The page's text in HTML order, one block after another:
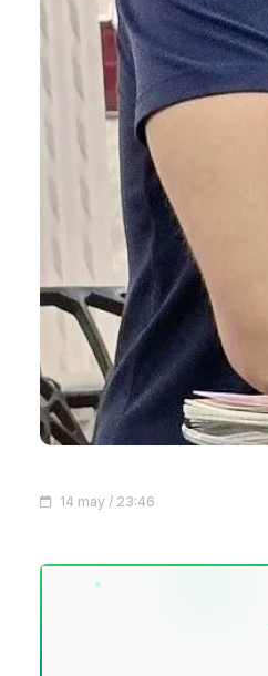
14 may / 23:46